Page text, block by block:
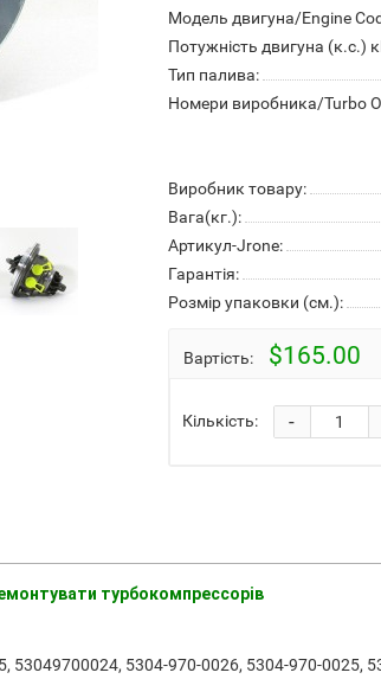
Модель двигуна/Engine
Потужність двигуна (к.с.)
Тип палива:
Номери виробника/Turbo
Виробник товару:
Вага(кг.):
Артикул-Jrone:
Гарантія:
Розмір упаковки (см.):
Вартість: $165.00
Кількість: -
турбокомпрессорів
5304-970-0026, 5304-970-0025,